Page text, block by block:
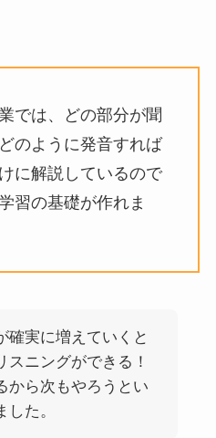
では、どの部分が聞
のように発音すれば
に解説しているので
習の基礎が作れま
確実に増えていくと
スニングができる！
から次もやろうとい
した。